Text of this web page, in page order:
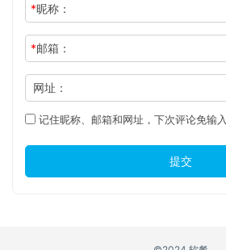
*昵称：
*邮箱：
网址：
记住昵称、邮箱和网址，下次评论免输入
提交